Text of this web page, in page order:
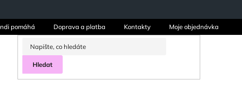
pomáhá Doprava a platba Kontakty Moje objednávka
Hledat